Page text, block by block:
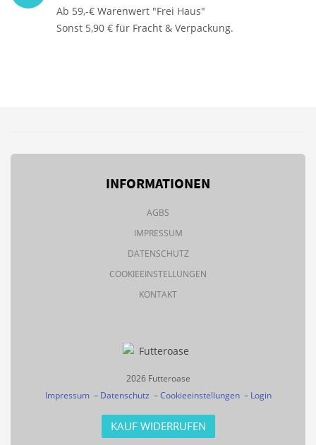
Ab 59,-€ Warenwert "Frei Haus"
Sonst 5,90 € für Fracht & Verpackung.
INFORMATIONEN
AGBS
IMPRESSUM
DATENSCHUTZ
COOKIEEINSTELLUNGEN
KONTAKT
2026 Futteroase
Impressum– Datenschutz –Cookieeinstellungen– Login
KAUF WIDERRUFEN